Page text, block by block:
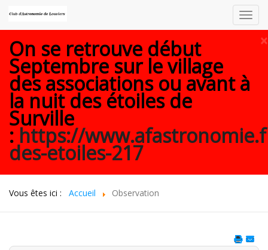
×
On se retrouve début
Septembre sur le village
des associations ou avant à
la nuit des étoiles de
Surville
: https://
des-etoiles-217
Vous êtes ici : Accueil Observation